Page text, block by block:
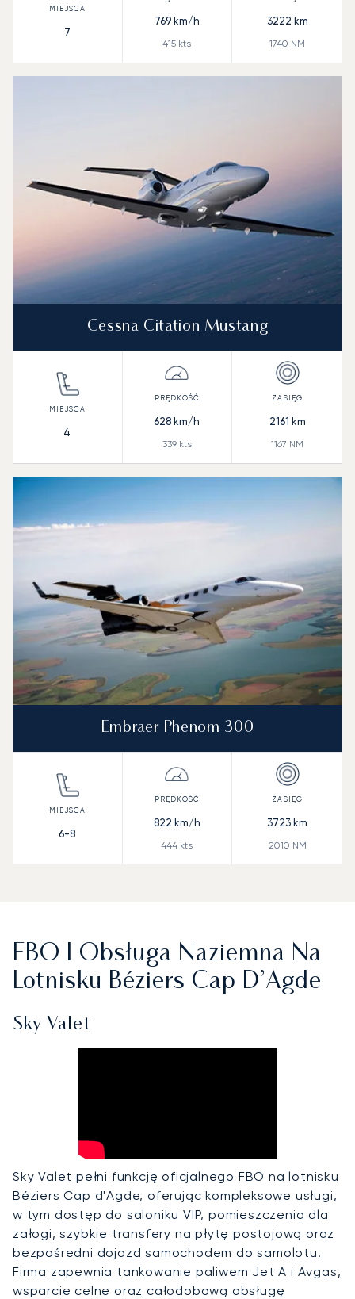
7
769km/h
415 kts
3222 km
1740 NM
Cessna Citation Mustang
4
628 km/h
339kts
2161 km
1167 NM
Embraer Phenom 300
6-8
822 km/h
444 kts
3723 km
2010 NM
FBO I Obsługa Naziemna Na
Lotnisku Béziers Cap D’Agde
Sky Valet
Sky Valet pełni funkcję oficjalnego FBO na lotnisku
Béziers Cap d'Agde, oferując kompleksowe usługi,
w tym dostęp do saloniku VIP, pomieszczenia dla
załogi, szybkie transfery na płytę postojową oraz
bezpośredni dojazd samochodem do samolotu.
Firma zapewnia tankowanie paliwem Jet A i Avgas,
wsparcie celne oraz całodobową obsługę